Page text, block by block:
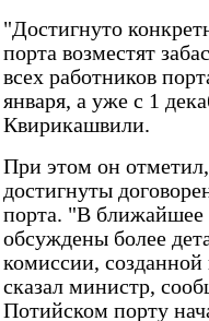
"Достигнуто
порта возместят
всех работников
января, а уже с 1
Квирикашвили.
При этом он
достигнуты
порта. "В ближайшее
обсуждены более
комиссии,
сказал министр,
Потийском порту